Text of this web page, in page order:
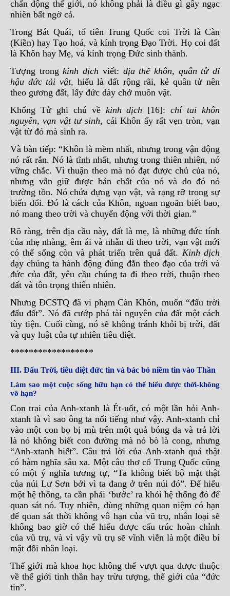
chấn động thế giới, nó không phải là điều gì gây ngạc
nhiên bất ngờ cả.
Trong Bát Quái, tổ tiên Trung Quốc coi Trời là Càn
(Kiền) hay Tạo hoá, và kính trọng Đạo Trời. Họ coi đất
là Khôn hay Mẹ, và kính trọng Đức sinh thành.
Tượng trongkinh dịch viết: địa thế khôn, quân tử dĩ
hậu đức tải vật, hiểu là đất rộng rãi, kẻ quân tử nên
theo gương đất, lấy đức dày chở muôn vật.
Khổng Tử ghi chú về kinh dịch [16]:chí tai khôn
nguyên, vạn vật tư sinh, cái Khôn ấy rất vẹn tròn, vạn
vật từ đó mà sinh ra.
Và bàn tiếp: “Khôn là mềm nhất, nhưng trong vận động
nó rất rắn. Nó là tĩnh nhất, nhưng trong thiên nhiên, nó
vững chắc. Vì thuận theo mà nó đạt được chủ của nó,
nhưng vẫn giữ được bản chất của nó và do đó nó
trường tồn. Nó chứa đựng vạn vật, và rạng rỡ trong sự
biến đổi. Đó là cách của Khôn, ngoan ngoãn biết bao,
nó mang theo trời và chuyển động với thời gian.”
Rõ ràng, trên địa cầu này, đất là mẹ, là những đức tính
của nhẹ nhàng, êm ái và nhẫn đi theo trời, vạn vật mới
có thể sống còn và phát triển trên quả đất. Kinh dịch
dạy chúng ta hành động đúng đắn theo đạo của trời và
đức của đất, yêu cầu chúng ta đi theo trời, thuận theo
đất và tôn trọng thiên nhiên.
Nhưng ĐCSTQ đã vi phạm Càn Khôn, muốn “đấu trời
đấu đất”. Nó đã cướp phá tài nguyên của đất một cách
tùy tiện. Cuối cùng, nó sẽ không tránh khỏi bị trời, đất
và quy luật của tự nhiên tiêu diệt.
******************
III. Đấu Trời, tiêu diệt đức tin và bác bỏ niềm tin vào Thần
Làm sao một cuộc sống hữu hạn có thể hiểu được thời-không
vô hạn?
Con trai của Anh-xtanh là Ét-uốt, có một lần hỏi Anh-
xtanh là vì sao ông ta nổi tiếng như vậy. Anh-xtanh chỉ
vào một con bọ bị mù trên một quả bóng da và trả lời
là nó không biết con đường mà nó bò là cong, nhưng
“Anh-xtanh biết”. Câu trả lời của Anh-xtanh quả thật
có hàm nghĩa sâu xa. Một câu thơ cổ Trung Quốc cũng
có một ý nghĩa tương tự, “Ta không biết bộ mặt thật
của núi Lư Sơn bởi vì ta đang ở trên núi đó”. Để hiểu
một hệ thống, ta cần phải ‘bước’ ra khỏi hệ thống đó để
quan sát nó. Tuy nhiên, dùng những quan niệm có hạn
để quan sát thời không vô hạn của vũ trụ, nhân loại sẽ
không bao giờ có thể hiểu được cấu trúc hoàn chỉnh
của vũ trụ, và vì vậy vũ trụ sẽ vĩnh viễn là một điều bí
mật đối nhân loại.
Thế giới mà khoa học không thể vượt qua được thuộc
về thế giới tinh thần hay trừu tượng, thế giới của “đức
tin”.